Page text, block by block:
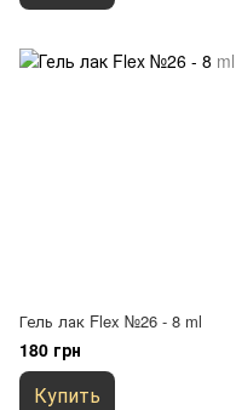
Гель лак Flex №26 - 8 ml
180 грн
Купить